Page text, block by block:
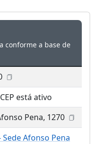
conforme a base de
está ativo
Pena, 1270
Sede Afonso Pena